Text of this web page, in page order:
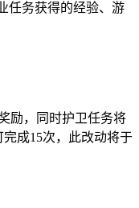
任务获得的经验、游
励，同时护卫任务将
成15次，此改动将于